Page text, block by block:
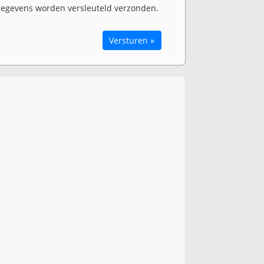
worden versleuteld verzonden.
Versturen »